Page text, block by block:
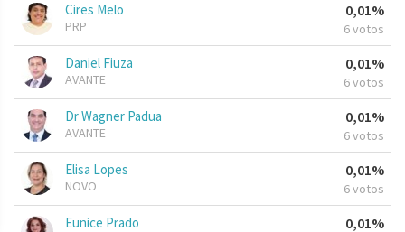
Cires Melo
PRP
0,01%
6 votos
Daniel Fiuza
AVANTE
0,01%
6 votos
Dr Wagner Padua
AVANTE
0,01%
6 votos
Elisa Lopes
NOVO
0,01%
6 votos
Eunice Prado 0,01%